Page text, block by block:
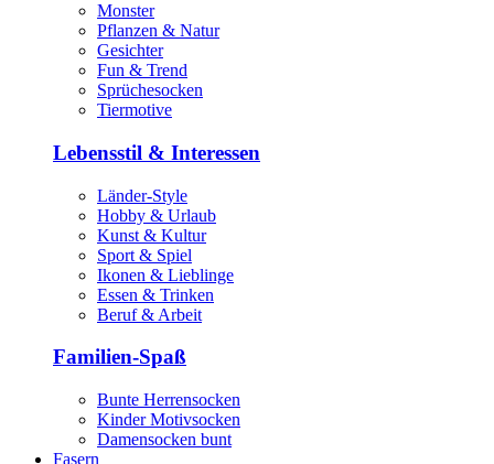
Monster
Pflanzen & Natur
Gesichter
Fun & Trend
Sprüchesocken
Tiermotive
Lebensstil & Interessen
Länder-Style
Hobby & Urlaub
Kunst & Kultur
Sport & Spiel
Ikonen & Lieblinge
Essen & Trinken
Beruf & Arbeit
Familien-Spaß
Bunte Herrensocken
Kinder Motivsocken
Damensocken bunt
Fasern